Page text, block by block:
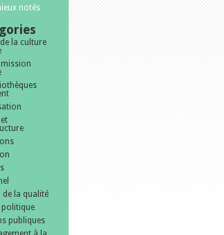
notés
de la culture
de la qualité
politique
publiques